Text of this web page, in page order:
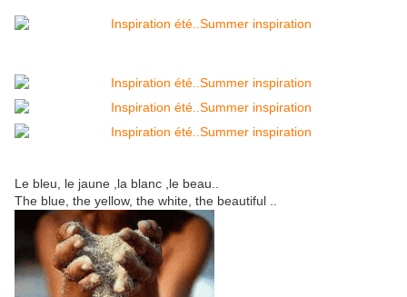
Le bleu, le jaune ,la blanc ,le beau..
The blue, the yellow, the white, the beautiful ..